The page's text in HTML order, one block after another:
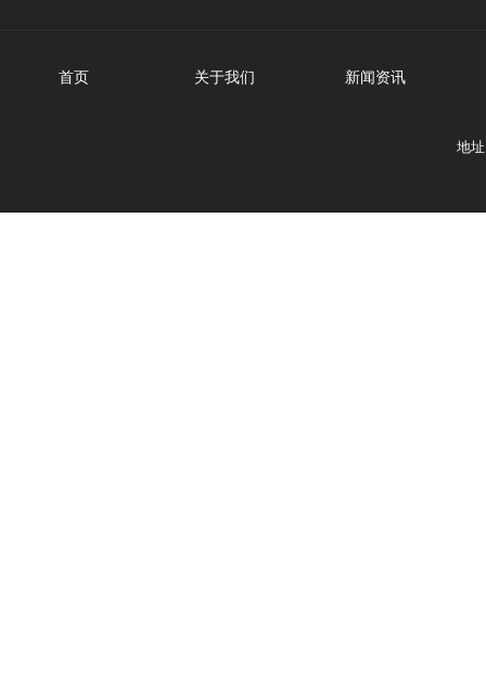
首页 关于我们 新闻资讯
地